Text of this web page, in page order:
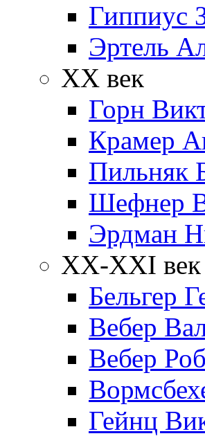
Гиппиус
Эртель
XX век
Горн
Крамер
Пильняк
Шефнер
Эрдман
ХХ-XXI век
Бельгер
Вебер
Вебер
Гейнц